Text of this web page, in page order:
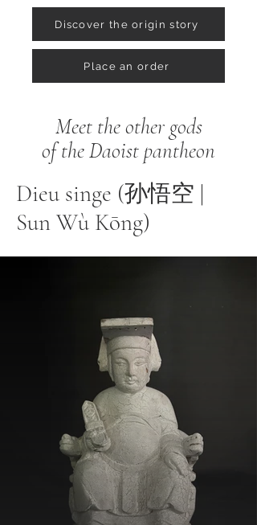
Discover the origin story
Place an order
Meet the other gods
of the Daoist pantheon
Dieu singe (孙悟空 |
Sun Wù Kōng)